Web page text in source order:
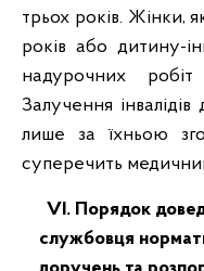
трьох років. Жінки,
років або дитину-
надурочних
Залучення
лише за їхньою
суперечить
VІ. Порядок
службовця